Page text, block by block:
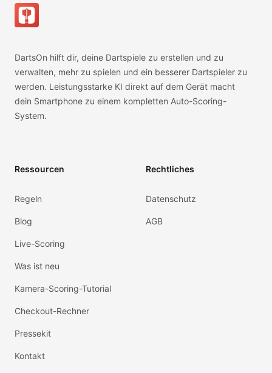
DartsOn hilft dir, deine Dartspiele zu erstellen und zu
verwalten, mehr zu spielen und ein besserer Dartspieler zu
werden. Leistungsstarke KI direkt auf dem Gerät macht
dein Smartphone zu einem kompletten Auto-Scoring-
System.
Ressourcen
Regeln
Blog
Live-Scoring
Was ist neu
Kamera-Scoring-Tutorial
Checkout-Rechner
Pressekit
Kontakt
Rechtliches
Datenschutz
AGB